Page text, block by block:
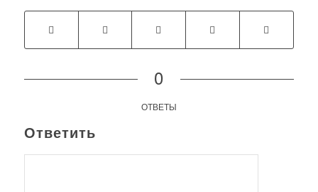
0
ОТВЕТЫ
Ответить